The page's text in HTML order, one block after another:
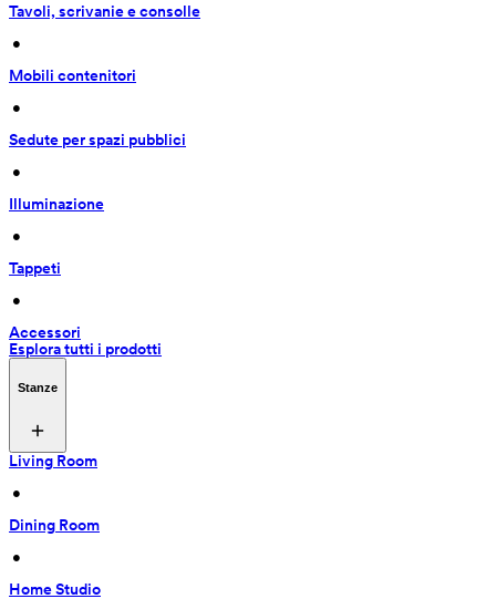
Tavoli, scrivanie e consolle
•
Mobili contenitori
•
Sedute per spazi pubblici
•
Illuminazione
•
Tappeti
•
Accessori
Esplora tutti i prodotti
Stanze
Living Room
•
Dining Room
•
Home Studio